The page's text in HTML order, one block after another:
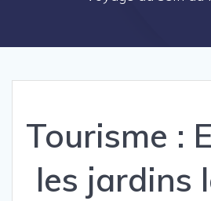
Tourisme :
les jardins